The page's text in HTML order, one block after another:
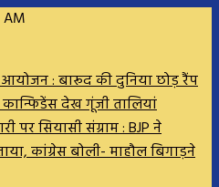
: बारूद की दुनिया छोड़ रैंप
देख गूंजी तालियां
पर सियासी संग्राम : BJP ने
कांग्रेस बोली- माहौल बिगाड़ने